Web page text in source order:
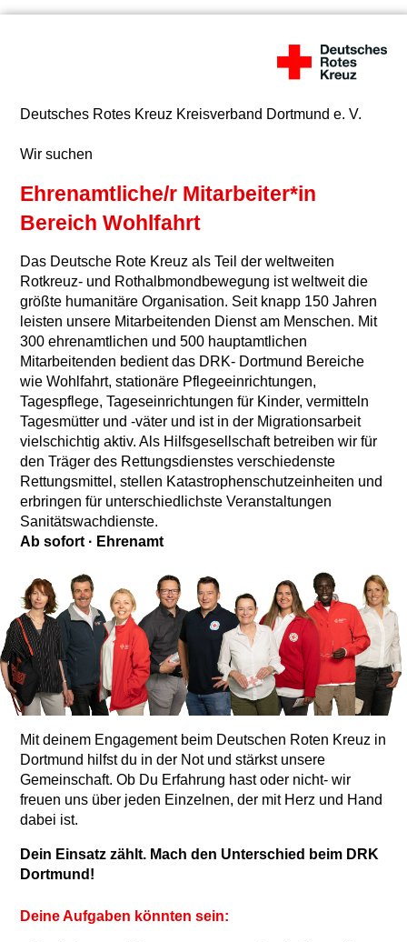
Deutsches Rotes Kreuz Kreisverband Dortmund e. V.
Wir suchen
Ehrenamtliche/r Mitarbeiter*in
Bereich Wohlfahrt
Das Deutsche Rote Kreuz als Teil der weltweiten
Rotkreuz- und Rothalbmondbewegung ist weltweit die
größte humanitäre Organisation. Seit knapp 150 Jahren
leisten unsere Mitarbeitenden Dienst am Menschen. Mit
300 ehrenamtlichen und 500 hauptamtlichen
Mitarbeitenden bedient das DRK- Dortmund Bereiche
wie Wohlfahrt, stationäre Pflegeeinrichtungen,
Tagespflege, Tageseinrichtungen für Kinder, vermitteln
Tagesmütter und -väter und ist in der Migrationsarbeit
vielschichtig aktiv. Als Hilfsgesellschaft betreiben wir für
den Träger des Rettungsdienstes verschiedenste
Rettungsmittel, stellen Katastrophenschutzeinheiten und
erbringen für unterschiedlichste Veranstaltungen
Sanitätswachdienste.
Ab sofort · Ehrenamt
Mit deinem Engagement beim Deutschen Roten Kreuz in
Dortmund hilfst du in der Not und stärkst unsere
Gemeinschaft. Ob Du Erfahrung hast oder nicht- wir
freuen uns über jeden Einzelnen, der mit Herz und Hand
dabei ist.
Dein Einsatz zählt. Mach den Unterschied beim DRK
Dortmund!
Deine Aufgaben könnten sein: